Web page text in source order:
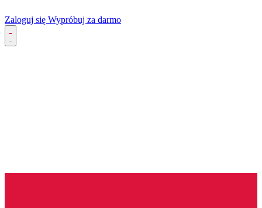
Zaloguj się Wypróbuj za darmo